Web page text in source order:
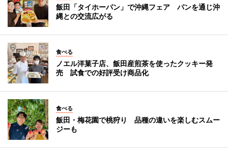
飯田「タイホーパン」で沖縄フェア パンを通じ沖
縄との交流広がる
食べる
ノエル洋菓子店、飯田産煎茶を使ったクッキー発
売 試食での好評受け商品化
食べる
飯田・梅花園で桃狩り 品種の違いを楽しむスムー
ジーも